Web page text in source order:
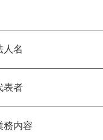
人名
表者
務内容